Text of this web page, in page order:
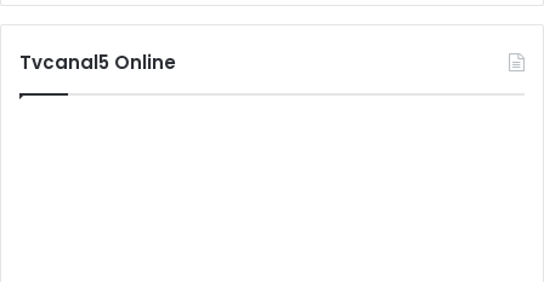
Tvcanal5 Online